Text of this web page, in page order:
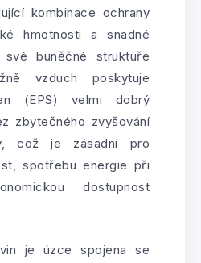
kombinace ochrany
hmotnosti a snadné
své buněčné struktuře
vzduch poskytuje
(EPS) velmi dobrý
zbytečného zvyšování
což je zásadní pro
spotřebu energie při
dostupnost
je úzce spojena se